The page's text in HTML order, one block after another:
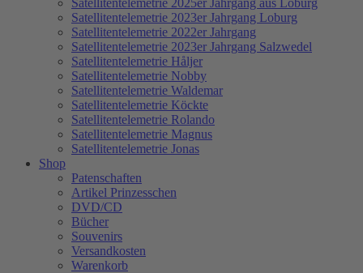
Satellitentelemetrie 2025er Jahrgang aus Loburg
Satellitentelemetrie 2023er Jahrgang Loburg
Satellitentelemetrie 2022er Jahrgang
Satellitentelemetrie 2023er Jahrgang Salzwedel
Satellitentelemetrie Håljer
Satellitentelemetrie Nobby
Satellitentelemetrie Waldemar
Satellitentelemetrie Köckte
Satellitentelemetrie Rolando
Satellitentelemetrie Magnus
Satellitentelemetrie Jonas
Shop
Patenschaften
Artikel Prinzesschen
DVD/CD
Bücher
Souvenirs
Versandkosten
Warenkorb